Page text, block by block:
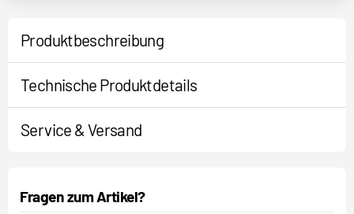
Produktbeschreibung
Technische Produktdetails
Service & Versand
Fragen zum Artikel?